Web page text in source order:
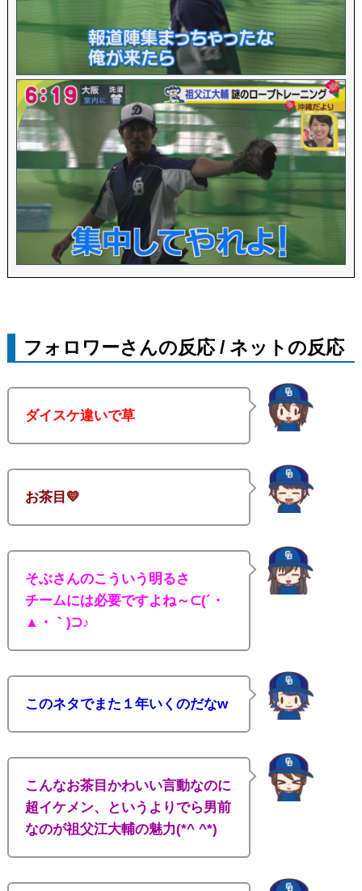
フォロワーさんの反応 / ネットの反応
ダイスケ違いで草
お茶目💛
そぶさんのこういう明るさ
チームには必要ですよね～⊂(´・
▲・｀)⊃♪
このネタでまた１年いくのだなw
こんなお茶目かわいい言動なのに
超イケメン、というよりでら男前
なのが祖父江大輔の魅力(*^ ^*)